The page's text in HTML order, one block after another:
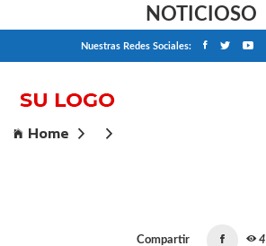
NOTICIOSO
Nuestras Redes Sociales:
Home
Compartir 4